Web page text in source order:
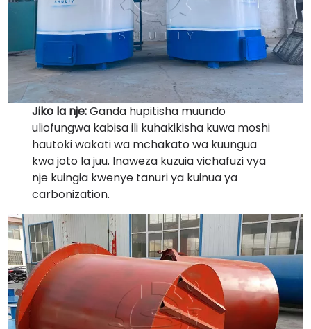
Jiko la nje:Ganda hupitisha muundo
uliofungwa kabisa ili kuhakikisha kuwa moshi
hautoki wakati wa mchakato wa kuungua
kwa joto la juu. Inaweza kuzuia vichafuzi vya
nje kuingia kwenye tanuri ya kuinua ya
carbonization.